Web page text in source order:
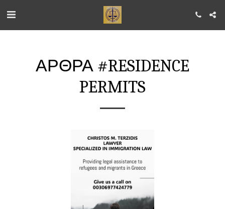
ΆΡΘΡΑ #RESIDENCE
PERMITS